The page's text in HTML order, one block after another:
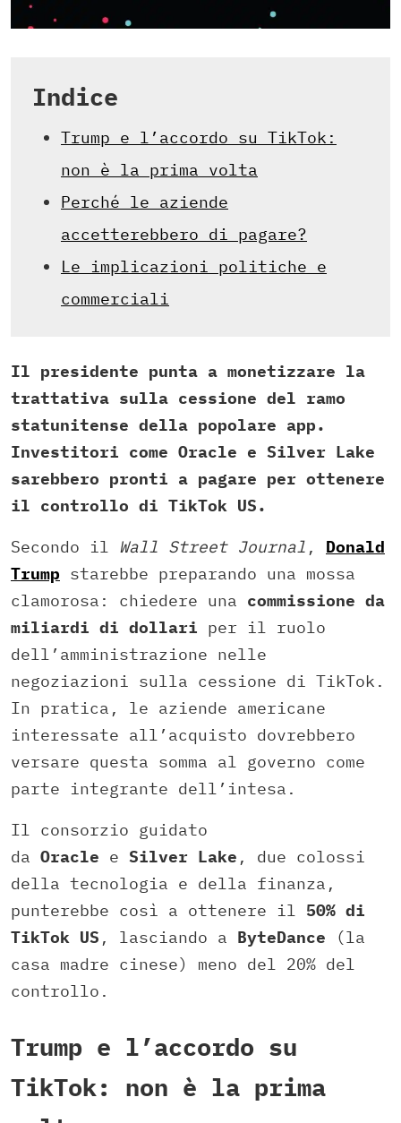
Indice
Trump e l’accordo su TikTok:
non è la prima volta
Perché le aziende
accetterebbero di pagare?
Le implicazioni politiche e
commerciali
Il presidente punta a monetizzare la
trattativa sulla cessione del ramo
statunitense della popolare app.
Investitori come Oracle e Silver Lake
sarebbero pronti a pagare per ottenere
il controllo di TikTok US.
Secondo il Wall Street Journal , Donald
Trump starebbe preparando una mossa
clamorosa: chiedere una commissione da
miliardi di dollari per il ruolo
dell’amministrazione nelle
negoziazioni sulla cessione di TikTok.
In pratica, le aziende americane
interessate all’acquisto dovrebbero
versare questa somma al governo come
parte integrante dell’intesa.
Il consorzio guidato
da Oracle e Silver Lake , due colossi
della tecnologia e della finanza,
punterebbe così a ottenere il 50% di
TikTok US , lasciando a ByteDance (la
casa madre cinese) meno del 20% del
controllo.
Trump e l’accordo su
TikTok: non è la prima